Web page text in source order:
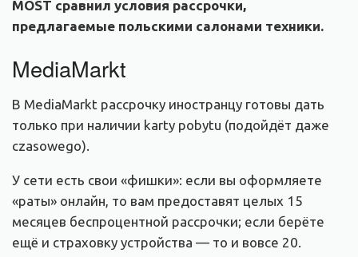
MOST сравнил условия рассрочки,
предлагаемые польскими салонами техники.
MediaMarkt
В MediaMarkt рассрочку иностранцу готовы дать
только при наличии karty pobytu (подойдёт даже
czasowego).
У сети есть свои «фишки»: если вы оформляете
«раты» онлайн, то вам предоставят целых 15
месяцев беспроцентной рассрочки; если берёте
ещё и страховку устройства — то и вовсе 20.